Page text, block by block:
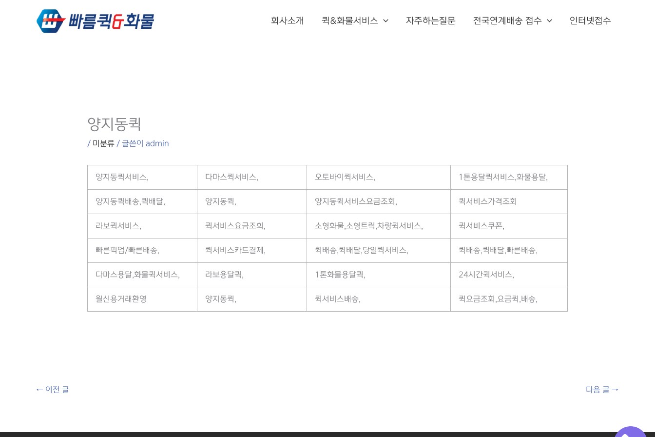
회사소개 퀵&화물서비스 자주하는질문 전국연계배송 접수 인터넷접수
양지동퀵
/ 미분류/ 글쓴이 admin
양지동퀵서비스, 다마스퀵서비스, 오토바이퀵서비스, 1톤용달퀵서비스,화물용달,
양지동퀵배송,퀵배달, 양지동퀵, 양지동퀵서비스요금조회, 퀵서비스가격조회
라보퀵서비스, 퀵서비스요금조회, 소형화물,소형트럭,차량퀵서비스, 퀵서비스쿠폰,
빠른픽업/빠른배송, 퀵서비스카드결제, 퀵배송,퀵배달,당일퀵서비스, 퀵배송,퀵배달,빠른배송,
다마스용달,화물퀵서비스, 라보용달퀵, 1톤화물용달퀵, 24시간퀵서비스,
월신용거래환영 양지동퀵, 퀵서비스배송, 퀵요금조회,요금퀵,배송,
← 이전 글 다음 글 →